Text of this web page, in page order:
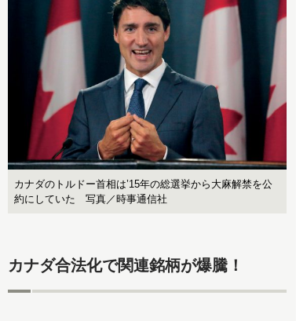
カナダのトルドー首相は’15年の総選挙から大麻解禁を公
約にしていた 写真／時事通信社
カナダ合法化で関連銘柄が爆騰！